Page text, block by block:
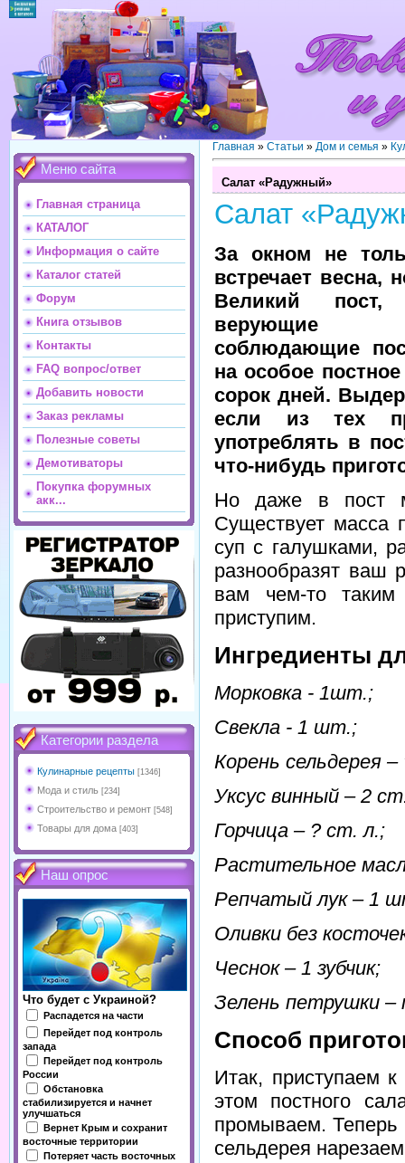
Меню сайта
Главная страница
КАТАЛОГ
Информация о сайте
Каталог статей
Форум
Книга отзывов
Контакты
FAQ вопрос/ответ
Добавить новости
Заказ рекламы
Полезные советы
Демотиваторы
Покупка форумных
акк...
Категории раздела
Кулинарные рецепты [1346]
Мода и стиль [234]
Строительство и ремонт [548]
Товары для дома [403]
Наш опрос
Что будет с Украиной?
Распадется на части
Перейдет под контроль
запада
Перейдет под контроль
России
Обстановка
стабилизируется и начнет
улучшаться
Вернет Крым и сохранит
восточные территории
Потеряет часть восточных
Главная » Статьи » Дом и семья »
Салат «Радужный»
Салат
За окном не
встречает весна,
Великий
соблюдающие
на особое
сорок дней.
если из тех
употреблять в
что-нибудь
Но даже в пост
Существует масса
суп с галушками,
разнообразят ваш
вам чем-то таким
приступим.
Ингредиенты
Морковка - 1шт.;
Свекла - 1 шт.;
Корень сельдерея –
Уксус винный – 2
Горчица – ? ст. л.;
Растительное
Репчатый лук – 1
Оливки без
Чеснок – 1 зубчик;
Зелень петрушки –
Способ
Итак, приступаем
этом постного
промываем. Теперь
сельдерея